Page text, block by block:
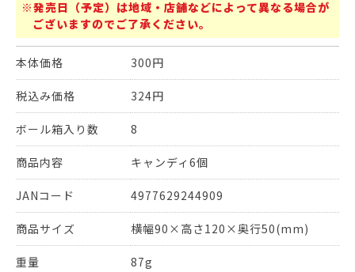
※発売日（予定）は地域・店舗などによって異なる場合が
ございますのでご了承ください。
本体価格 300円
税込み価格 324円
ボール箱入り数 8
商品内容 キャンディ6個
JANコード 4977629244909
商品サイズ 横幅90×高さ120×奥行50(mm)
重量 87g